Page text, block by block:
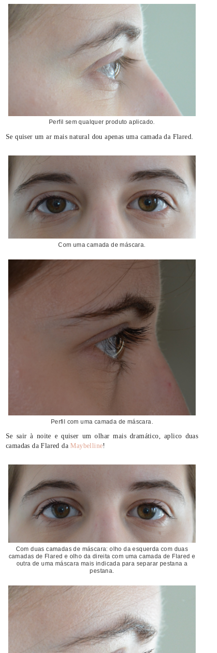
Perfil sem qualquer produto aplicado.
Se quiser um ar mais natural dou apenas uma camada da Flared.
Com uma camada de máscara.
Perfil com uma camada de máscara.
Se sair à noite e quiser um olhar mais dramático, aplico duas
camadas da Flared daMaybelline!
Com duas camadas de máscara: olho da esquerda com duas
camadas de Flared e olho da direita com uma camada de Flared e
outra de uma máscara mais indicada para separar pestana a
pestana.